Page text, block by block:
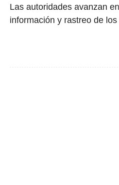
Las autoridades avanzan
información y rastreo de